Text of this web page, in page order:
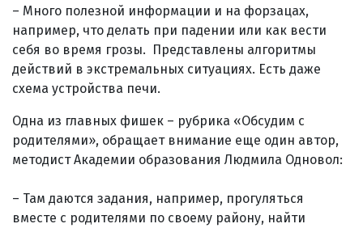
– Много полезной информации и на форзацах,
например, что делать при падении или как вести
себя во время грозы. Представлены алгоритмы
действий в экстремальных ситуациях. Есть даже
схема устройства печи.
Одна из главных фишек – рубрика «Обсудим с
родителями», обращает внимание еще один автор,
методист Академии образования Людмила Одновол:
– Там даются задания, например, прогуляться
вместе с родителями по своему району, найти